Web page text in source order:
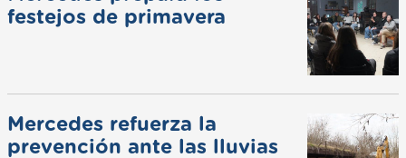
festejos de primavera
Mercedes refuerza la
prevención ante las lluvias